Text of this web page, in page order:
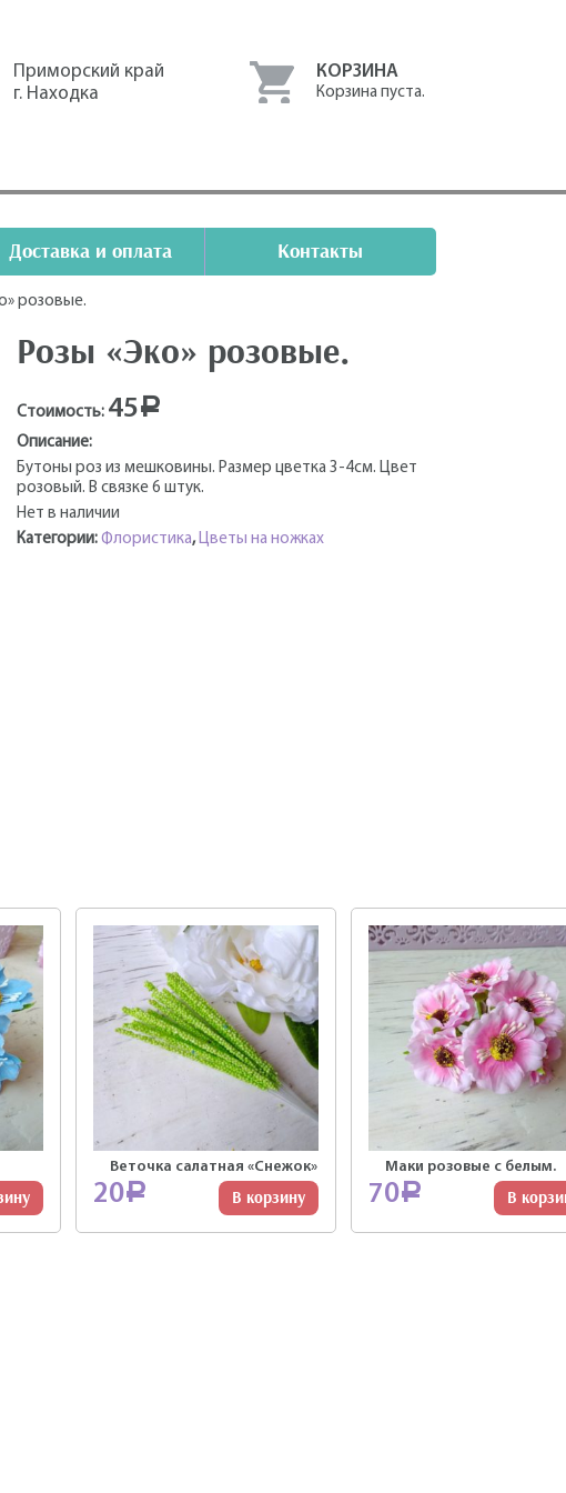
Приморский край
г. Находка
КОРЗИНА
Корзина пуста.
Доставка и оплата Контакты
розовые.
Розы «Эко» розовые.
Стоимость: 45Р
Описание:
Бутоны роз из мешковины. Размер цветка 3-4см. Цвет
розовый. В связке 6 штук.
Нет в наличии
Категории:Флористика,Цветы на ножках
Веточка салатная «Снежок»
20Р В корзину
Маки розовые с белым.
70Р В